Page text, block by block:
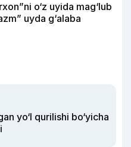
o‘z uyida mag‘lub
uyda g‘alaba
yo‘l qurilishi bo‘yicha